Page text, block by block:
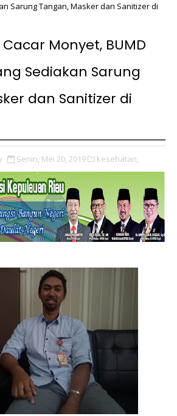
Sarung Tangan, Masker dan Sanitizer di
Monyet, BUMD
Sediakan Sarung
dan Sanitizer di
Senin, Mei 20, 2019 kesehatan,